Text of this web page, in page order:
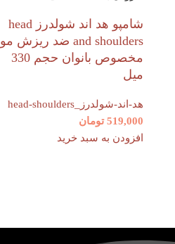
شامپو هد اند شولدرز head
and shoulders ضد ریزش مو
مخصوص بانوان حجم 330
میل
هد-اند-شولدرز_head-shoulders
519,000 تومان
افزودن به سبد خرید